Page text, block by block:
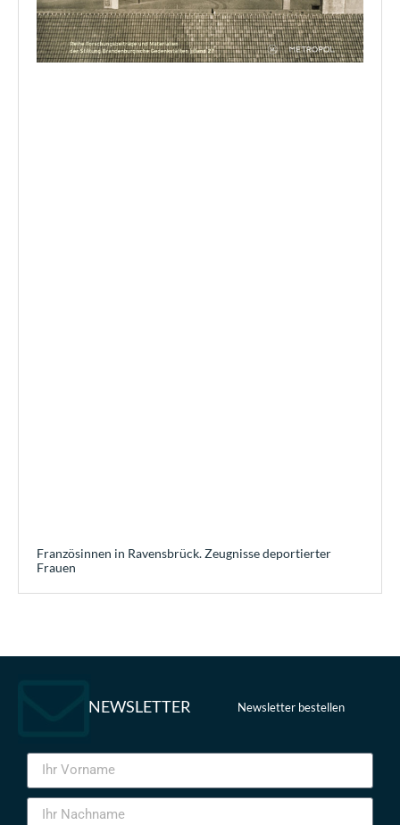
Französinnen in Ravensbrück. Zeugnisse deportierter
Frauen
NEWSLETTER Newsletter bestellen